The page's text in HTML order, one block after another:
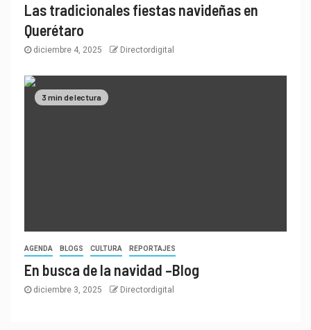
Las tradicionales fiestas navideñas en
Querétaro
diciembre 4, 2025 Directordigital
3 min de lectura
AGENDA BLOGS CULTURA REPORTAJES
En busca de la navidad –Blog
diciembre 3, 2025 Directordigital